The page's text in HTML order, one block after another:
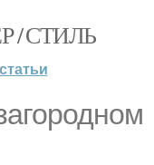
/ СТИЛЬ
статьи